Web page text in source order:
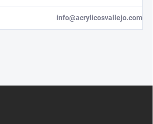
info@acrylicosvallejo.com